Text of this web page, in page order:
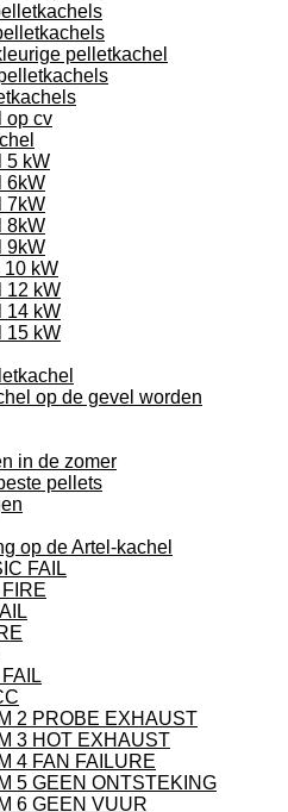
pelletkachel
op cv
5 kW
6kW
7kW
8kW
9kW
10 kW
12 kW
14 kW
15 kW
op de gevel worden
in de zomer
pellets
op de Artel-kachel
FAIL
2 PROBE EXHAUST
3 HOT EXHAUST
4 FAN FAILURE
5 GEEN ONTSTEKING
6 GEEN VUUR